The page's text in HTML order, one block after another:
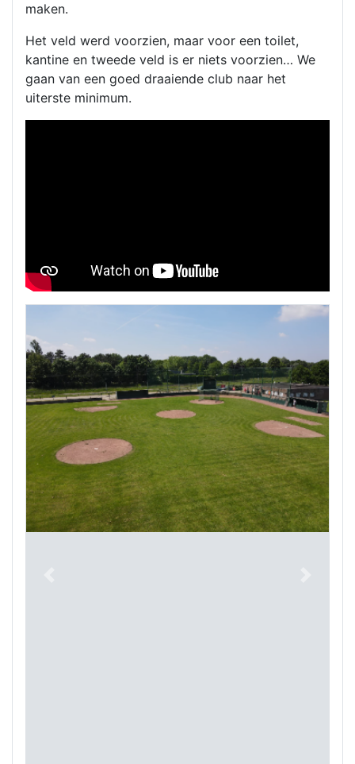
maken.
Het veld werd voorzien, maar voor een toilet,
kantine en tweede veld is er niets voorzien… We
gaan van een goed draaiende club naar het
uiterste minimum.